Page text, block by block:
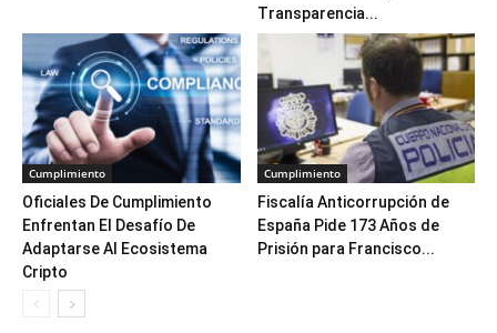
Transparencia...
Cumplimiento
Oficiales De Cumplimiento
Enfrentan El Desafío De
Adaptarse Al Ecosistema
Cripto
Cumplimiento
Fiscalía Anticorrupción de
España Pide 173 Años de
Prisión para Francisco...